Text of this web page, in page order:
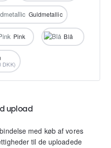
Guldmetallic
Pink Blå
DKK)
upload
med køb af vores
til de uploadede